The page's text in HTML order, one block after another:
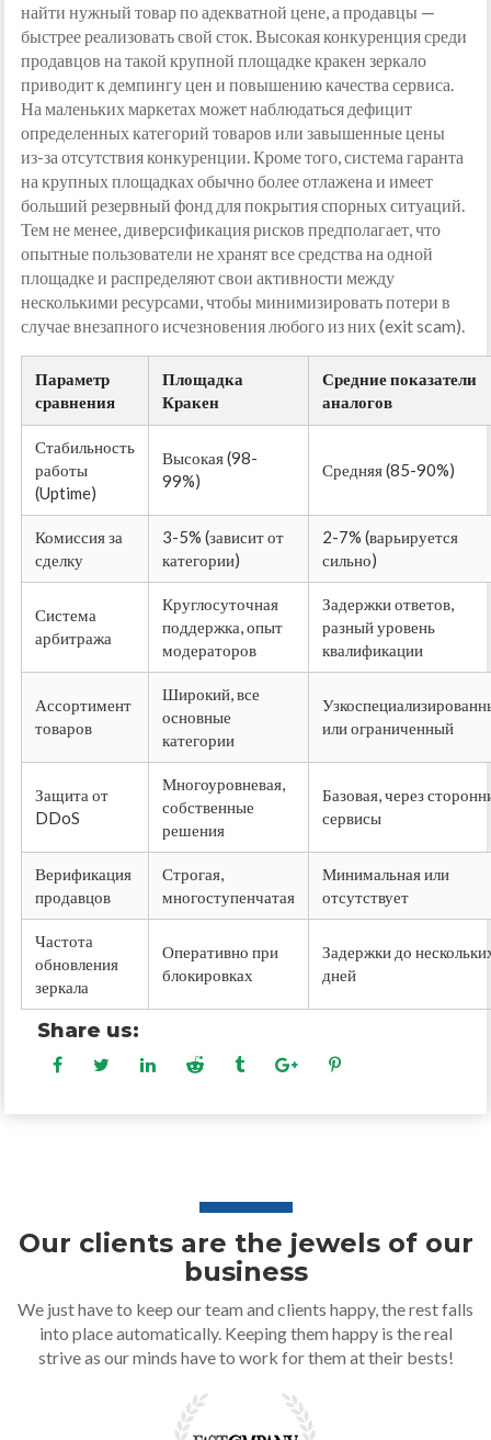
найти нужный товар по адекватной цене, а продавцы —
быстрее реализовать свой сток. Высокая конкуренция среди
продавцов на такой крупной площадке кракен зеркало
приводит к демпингу цен и повышению качества сервиса.
На маленьких маркетах может наблюдаться дефицит
определенных категорий товаров или завышенные цены
из-за отсутствия конкуренции. Кроме того, система гаранта
на крупных площадках обычно более отлажена и имеет
больший резервный фонд для покрытия спорных ситуаций.
Тем не менее, диверсификация рисков предполагает, что
опытные пользователи не хранят все средства на одной
площадке и распределяют свои активности между
несколькими ресурсами, чтобы минимизировать потери в
случае внезапного исчезновения любого из них (exit scam).
Параметр
сравнения
Площадка
Кракен
Средние показатели
аналогов
Стабильность
работы
(Uptime)
Высокая (98-
99%)
Средняя (85-90%)
Комиссия за
сделку
3-5% (зависит от
категории)
2-7% (варьируется
сильно)
Система
арбитража
Круглосуточная
поддержка, опыт
модераторов
Задержки ответов,
разный уровень
квалификации
Ассортимент
товаров
Широкий, все
основные
категории
или ограниченный
Защита от
DDoS
Многоуровневая,
собственные
решения
Базовая, через
сервисы
Верификация
продавцов
Строгая,
многоступенчатая
Минимальная или
отсутствует
Частота
обновления
зеркала
Оперативно при
блокировках
Задержки до
дней
Share us:
Our clients are the jewels of our
business
We just have to keep our team and clients happy, the rest falls
into place automatically. Keeping them happy is the real
strive as our minds have to work for them at their bests!